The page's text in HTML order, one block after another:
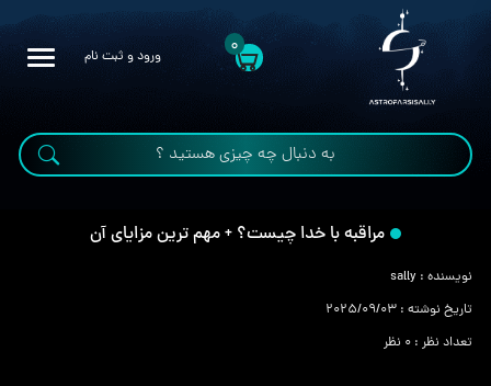
0 ورود و ثبت نام
مراقبه با خدا چیست؟ + مهم ترین مزایای آن
نویسنده : sally
تاریخ نوشته : 2025/09/03
تعداد نظر : 0 نظر